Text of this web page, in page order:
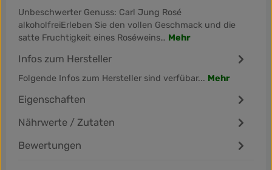
Unbeschwerter Genuss: Carl Jung Rosé
alkoholfreiErleben Sie den vollen Geschmack und die
satte Fruchtigkeit eines Roséweins… Mehr
Infos zum Hersteller
Folgende Infos zum Hersteller sind verfübar... Mehr
Eigenschaften
Nährwerte / Zutaten
Bewertungen